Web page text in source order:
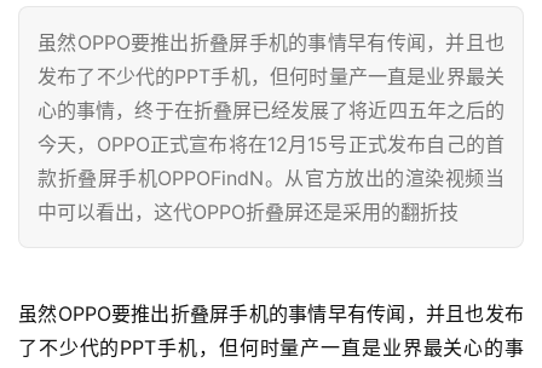
虽然OPPO要推出折叠屏手机的事情早有传闻，并且也
发布了不少代的PPT手机，但何时量产一直是业界最关
心的事情，终于在折叠屏已经发展了将近四五年之后的
今天，OPPO正式宣布将在12月15号正式发布自己的首
款折叠屏手机OPPOFindN。从官方放出的渲染视频当
中可以看出，这代OPPO折叠屏还是采用的翻折技
虽然OPPO要推出折叠屏手机的事情早有传闻，并且也发布
了不少代的PPT手机，但何时量产一直是业界最关心的事